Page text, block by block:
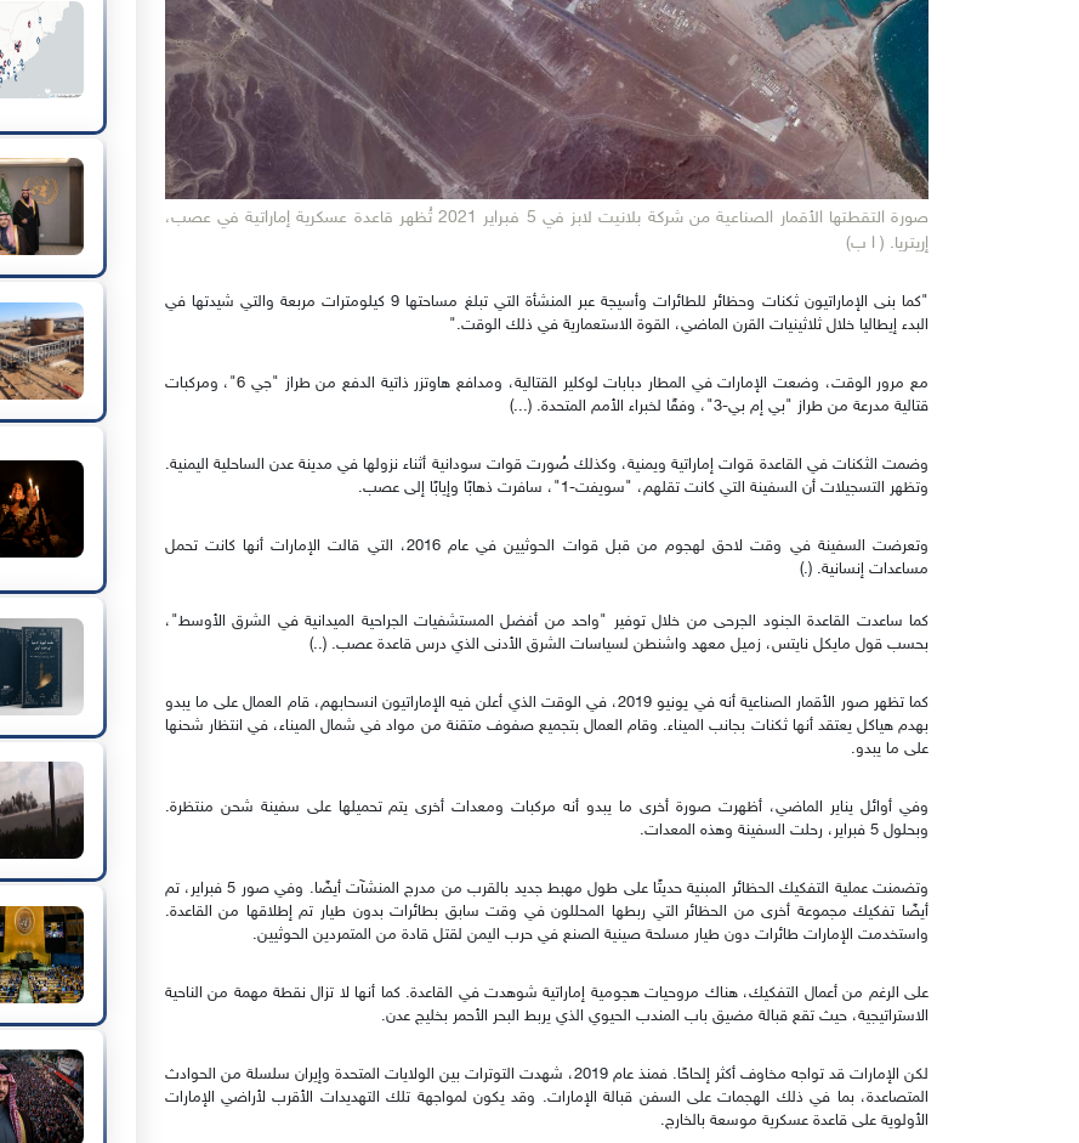
صورة التقطتها الأقمار الصناعية من شركة بلانيت لابز في 5 فبراير 2021 تُظهر قاعدة عسكرية إماراتية في عصب،
إريتريا. ( ا ب)
"كما بنى الإماراتيون ثكنات وحظائر للطائرات وأسيجة عبر المنشأة التي تبلغ مساحتها 9 كيلومترات مربعة والتي شيدتها في
البدء إيطاليا خلال ثلاثينيات القرن الماضي، القوة الاستعمارية في ذلك الوقت."
مع مرور الوقت، وضعت الإمارات في المطار دبابات لوكلير القتالية، ومدافع هاوتزر ذاتية الدفع من طراز "جي 6"، ومركبات
قتالية مدرعة من طراز "بي إم بي-3"، وفقًا لخبراء الأمم المتحدة. (...)
وضمت الثكنات في القاعدة قوات إماراتية ويمنية، وكذلك صُورت قوات سودانية أثناء نزولها في مدينة عدن الساحلية اليمنية.
وتظهر التسجيلات أن السفينة التي كانت تقلهم، "سويفت-1"، سافرت ذهابًا وإيابًا إلى عصب.
وتعرضت السفينة في وقت لاحق لهجوم من قبل قوات الحوثيين في عام 2016، التي قالت الإمارات أنها كانت تحمل
مساعدات إنسانية. (.)
كما ساعدت القاعدة الجنود الجرحى من خلال توفير "واحد من أفضل المستشفيات الجراحية الميدانية في الشرق الأوسط"،
بحسب قول مايكل نايتس، زميل معهد واشنطن لسياسات الشرق الأدنى الذي درس قاعدة عصب. (..)
كما تظهر صور الأقمار الصناعية أنه في يونيو 2019، في الوقت الذي أعلن فيه الإماراتيون انسحابهم، قام العمال على ما يبدو
بهدم هياكل يعتقد أنها ثكنات بجانب الميناء. وقام العمال بتجميع صفوف متقنة من مواد في شمال الميناء، في انتظار شحنها
على ما يبدو.
وفي أوائل يناير الماضي، أظهرت صورة أخرى ما يبدو أنه مركبات ومعدات أخرى يتم تحميلها على سفينة شحن منتظرة.
وبحلول 5 فبراير، رحلت السفينة وهذه المعدات.
وتضمنت عملية التفكيك الحظائر المبنية حديثًا على طول مهبط جديد بالقرب من مدرج المنشآت أيضًا. وفي صور 5 فبراير، تم
أيضًا تفكيك مجموعة أخرى من الحظائر التي ربطها المحللون في وقت سابق بطائرات بدون طيار تم إطلاقها من القاعدة.
واستخدمت الإمارات طائرات دون طيار مسلحة صينية الصنع في حرب اليمن لقتل قادة من المتمردين الحوثيين.
على الرغم من أعمال التفكيك، هناك مروحيات هجومية إماراتية شوهدت في القاعدة. كما أنها لا تزال نقطة مهمة من الناحية
الاستراتيجية، حيث تقع قبالة مضيق باب المندب الحيوي الذي يربط البحر الأحمر بخليج عدن.
لكن الإمارات قد تواجه مخاوف أكثر إلحاحًا. فمنذ عام 2019، شهدت التوترات بين الولايات المتحدة وإيران سلسلة من الحوادث
المتصاعدة، بما في ذلك الهجمات على السفن قبالة الإمارات. وقد يكون لمواجهة تلك التهديدات الأقرب لأراضي الإمارات
الأولوية على قاعدة عسكرية موسعة بالخارج.